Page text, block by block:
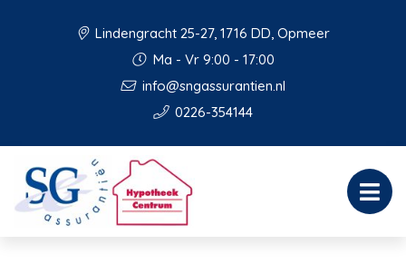
Lindengracht 25-27, 1716 DD, Opmeer
Ma - Vr 9:00 - 17:00
info@sngassurantien.nl
0226-354144